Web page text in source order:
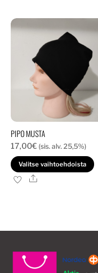
PIPO MUSTA
17,00€ (sis. alv. 25,5%)
Valitse vaihtoehdoista
Ale